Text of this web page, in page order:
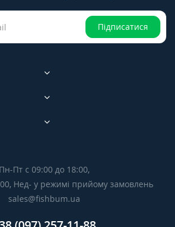
Підписатися
Пн-Пт с 09:00 до 18:00,
Нед- у режимі прийому замовлень
sales@fishbum.ua